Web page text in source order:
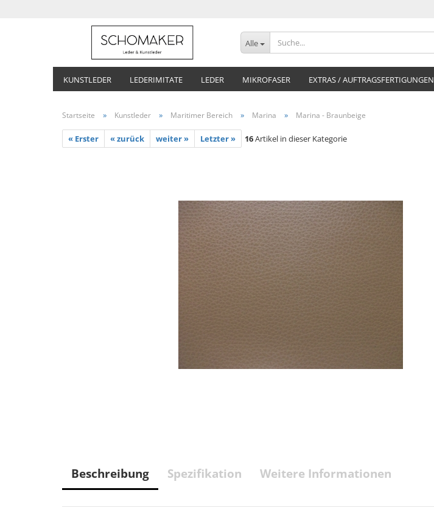
Alle
KUNSTLEDER LEDERIMITATE LEDER MIKROFASER EXTRAS / AUFTRAGSFERTIGUNGEN
Startseite » Kunstleder » Maritimer Bereich » Marina » Marina - Braunbeige
« Erster « zurück weiter » Letzter » 16Artikel in dieser Kategorie
Beschreibung Spezifikation Weitere Informationen